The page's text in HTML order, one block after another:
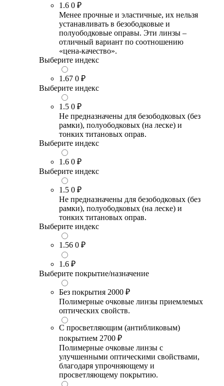
1.6 0 ₽
Менее прочные и эластичные, их нельзя
устанавливать в безободковые и
полуободковые оправы. Эти линзы –
отличный вариант по соотношению
«цена-качество».
Выберите индекс
1.67 0 ₽
Выберите индекс
1.5 0 ₽
Не предназначены для безободковых (без
рамки), полуободковых (на леске) и
тонких титановых оправ.
Выберите индекс
1.6 0 ₽
Выберите индекс
1.5 0 ₽
Не предназначены для безободковых (без
рамки), полуободковых (на леске) и
тонких титановых оправ.
Выберите индекс
1.56 0 ₽
1.6 ₽
Выберите покрытие/назначение
Без покрытия 2000 ₽
Полимерные очковые линзы приемлемых
оптических свойств.
С просветляющим (антибликовым)
покрытием 2700 ₽
Полимерные очковые линзы с
улучшенными оптическими свойствами,
благодаря упрочняющему и
просветляющему покрытию.